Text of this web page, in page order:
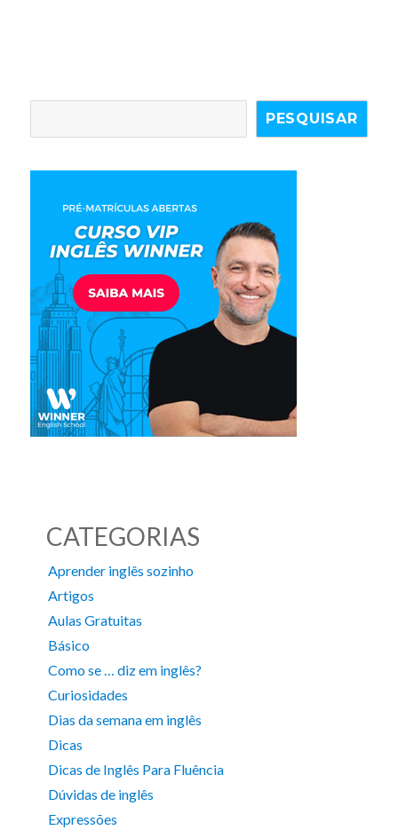
PESQUISAR
CATEGORIAS
Aprender inglês sozinho
Artigos
Aulas Gratuitas
Básico
Como se … diz em inglês?
Curiosidades
Dias da semana em inglês
Dicas
Dicas de Inglês Para Fluência
Dúvidas de inglês
Expressões